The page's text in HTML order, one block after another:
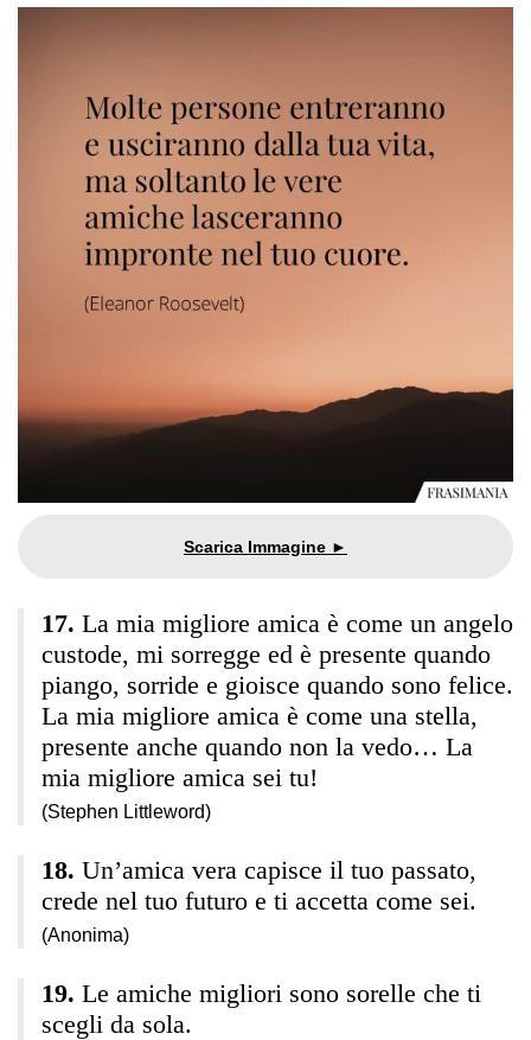
La mia migliore amica è come un angelo
custode, mi sorregge ed è presente quando
piango, sorride e gioisce quando sono felice.
La mia migliore amica è come una stella,
presente anche quando non la vedo… La
mia migliore amica sei tu!
(Stephen Littleword)
Un’amica vera capisce il tuo passato,
crede nel tuo futuro e ti accetta come sei.
(Anonima)
Le amiche migliori sono sorelle che ti
scegli da sola.